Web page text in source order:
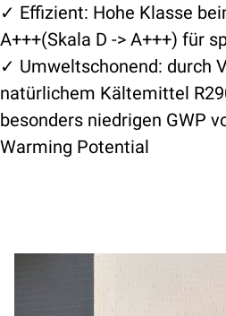
✓ Effizient: Hohe Klasse
A+++(Skala D -> A+++) für
✓ Umweltschonend: durch
natürlichem Kältemittel
besonders niedrigen GWP
Warming Potential